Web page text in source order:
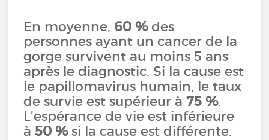
En moyenne, 60 %des
personnes ayant un cancer de la
gorge survivent au moins 5 ans
après le diagnostic. Si la cause est
le papillomavirus humain, le taux
de survie est supérieur à75 %.
L’espérance de vie est inférieure
à50 %si la cause est différente.